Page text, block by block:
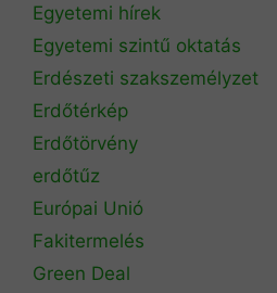
Egyetemi hírek
Egyetemi szintű oktatás
Erdészeti szakszemélyzet
Erdőtérkép
Erdőtörvény
erdőtűz
Európai Unió
Fakitermelés
Green Deal